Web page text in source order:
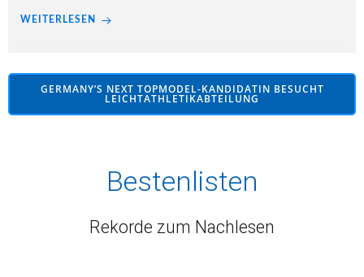
WEITERLESEN
GERMANY’S NEXT TOPMODEL-KANDIDATIN BESUCHT
LEICHTATHLETIKABTEILUNG
Bestenlisten
Rekorde zum Nachlesen